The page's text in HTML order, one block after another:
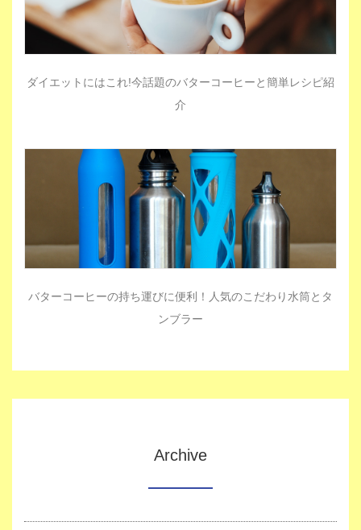
ダイエットにはこれ!今話題のバターコーヒーと簡単レシピ紹
介
バターコーヒーの持ち運びに便利！人気のこだわり水筒とタ
ンブラー
Archive